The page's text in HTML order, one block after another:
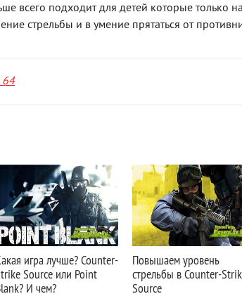
всего подходит для детей которые только
стрельбы и в умение прятаться от
64
игра лучше? Counter-
Source или Point
И чем?
Повышаем уровень
стрельбы в Counter-
Source